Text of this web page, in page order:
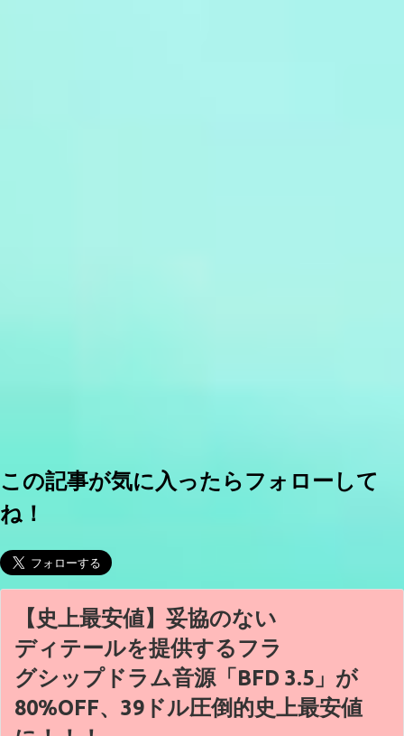
この記事が気に入ったらフォローして
ね！
【史上最安値】妥協のない
ディテールを提供するフラ
グシップドラム音源「BFD 3.5」が
80%OFF、39ドル圧倒的史上最安値